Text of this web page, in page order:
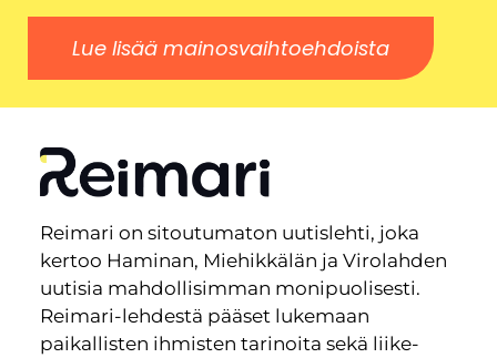
Lue lisää mainosvaihtoehdoista
Reimari on sitoutumaton uutislehti, joka
kertoo Haminan, Miehikkälän ja Virolahden
uutisia mahdollisimman monipuolisesti.
Reimari-lehdestä pääset lukemaan
paikallisten ihmisten tarinoita sekä liike-